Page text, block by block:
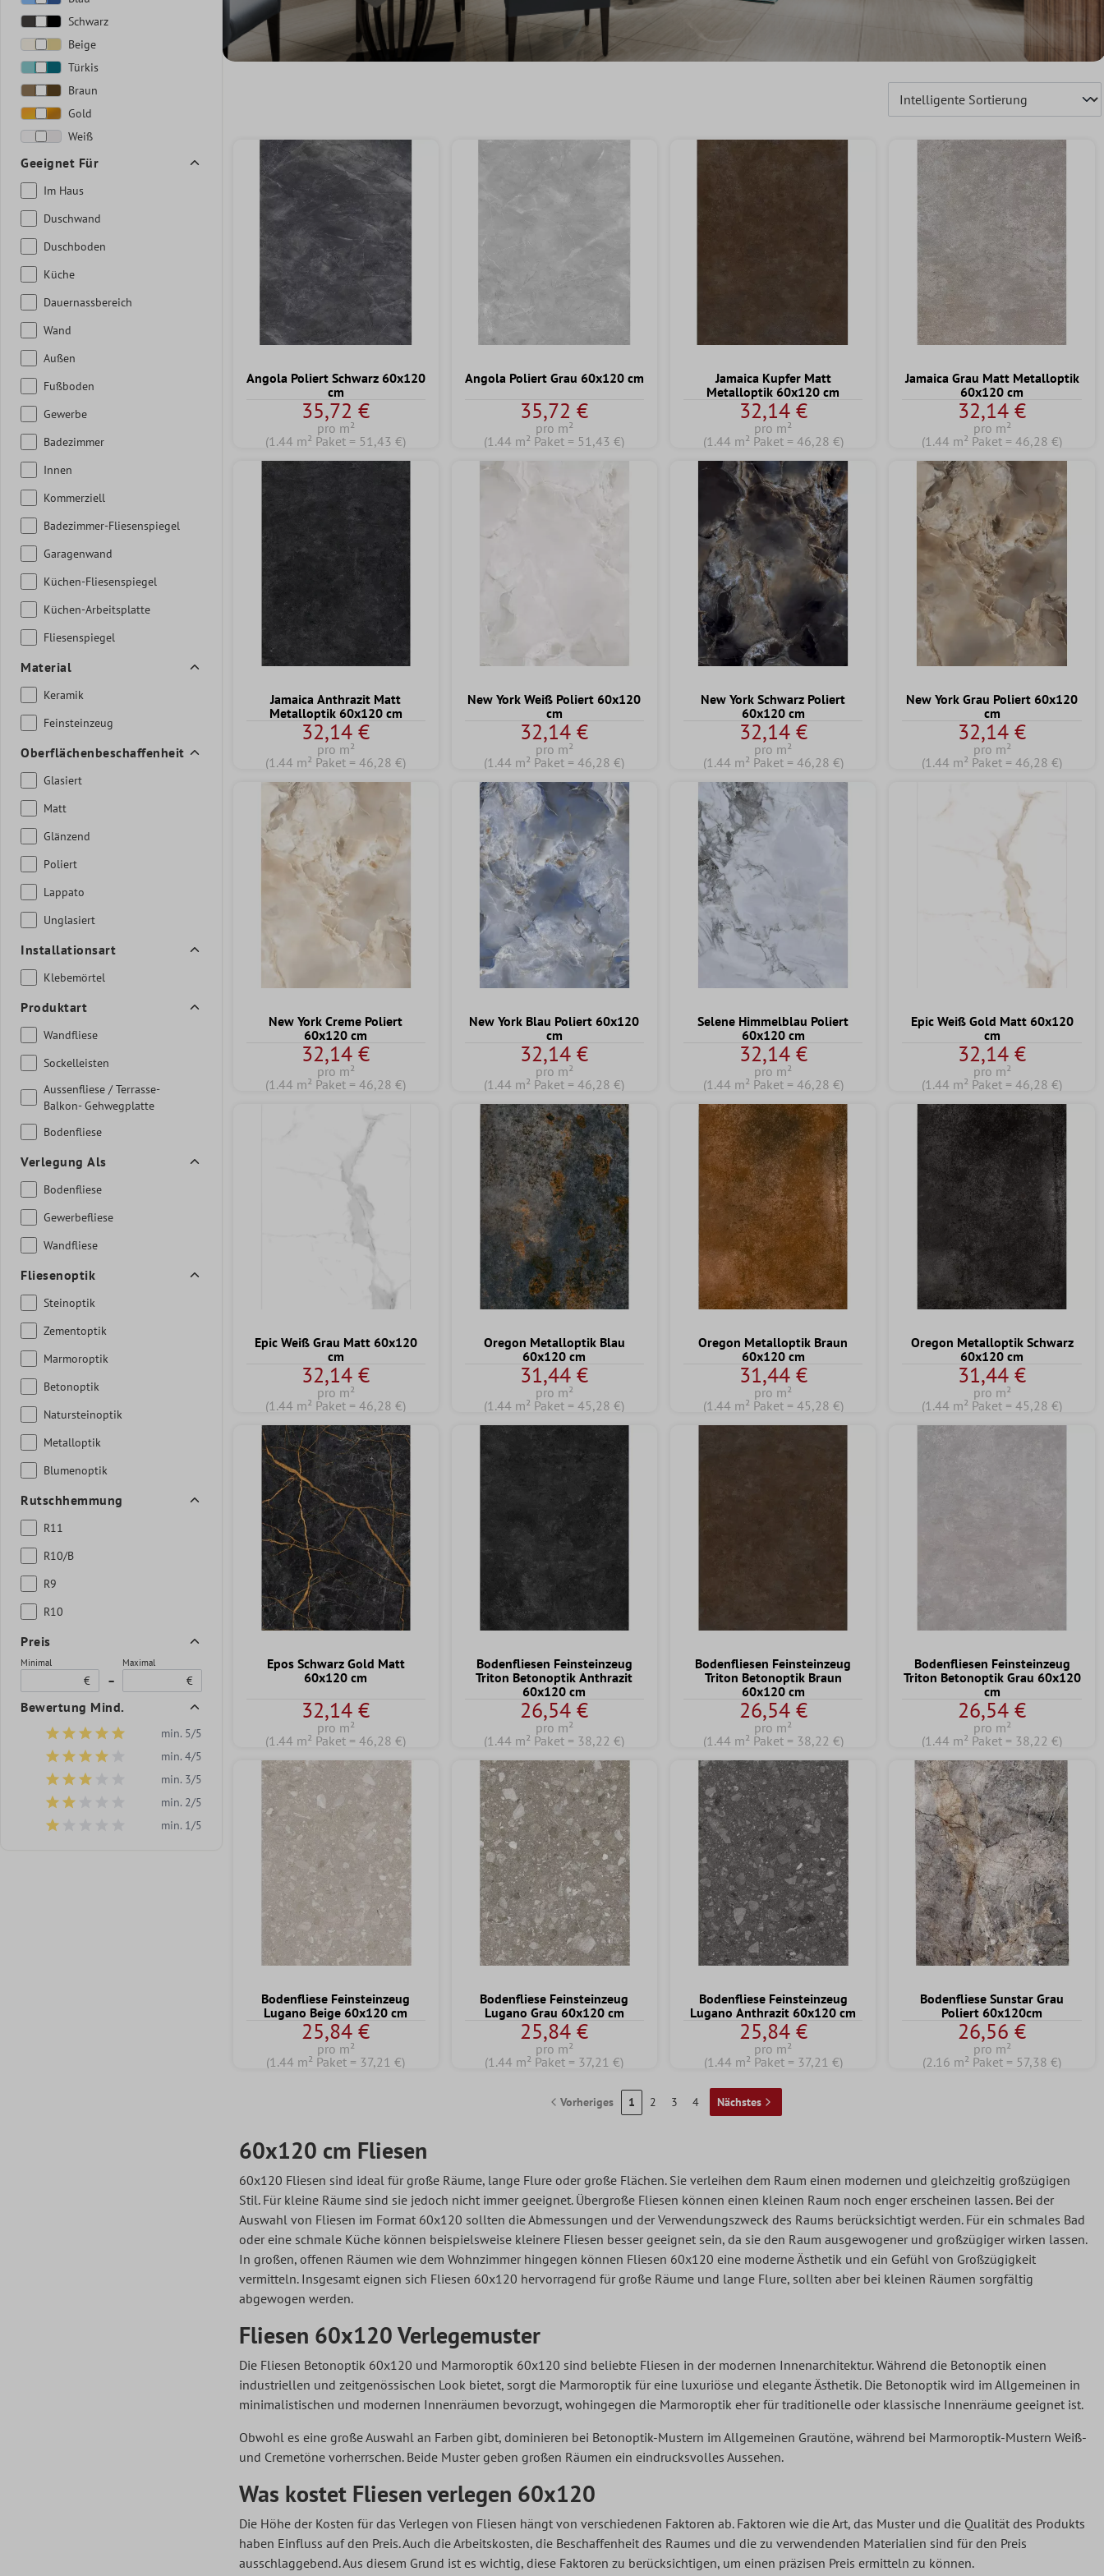
Schwarz
Beige
Türkis
Braun
Gold
Weiß
Geeignet Für
Im Haus
Duschwand
Duschboden
Küche
Dauernassbereich
Wand
Außen
Fußboden
Gewerbe
Badezimmer
Innen
Kommerziell
Badezimmer-Fliesenspiegel
Garagenwand
Küchen-Fliesenspiegel
Küchen-Arbeitsplatte
Fliesenspiegel
Material
Keramik
Feinsteinzeug
Oberflächenbeschaffenheit
Glasiert
Matt
Glänzend
Poliert
Lappato
Unglasiert
Installationsart
Klebemörtel
Produktart
Wandfliese
Sockelleisten
Aussenfliese / Terrasse-
Balkon- Gehwegplatte
Bodenfliese
Verlegung Als
Bodenfliese
Gewerbefliese
Wandfliese
Fliesenoptik
Steinoptik
Zementoptik
Marmoroptik
Betonoptik
Natursteinoptik
Metalloptik
Blumenoptik
Rutschhemmung
R11
R10/B
R9
R10
Preis
Minimal
€ –
Maximal
€
Bewertung Mind.
Filter hinzufügen: Minimum Bewertung von 5 von 5 Sternen
min. 5/5
Filter hinzufügen: Minimum Bewertung von 4 von 5 Sternen
min. 4/5
Filter hinzufügen: Minimum Bewertung von 3 von 5 Sternen
min. 3/5
Filter hinzufügen: Minimum Bewertung von 2 von 5 Sternen
min. 2/5
Filter hinzufügen: Minimum Bewertung von 1 von 5 Sternen
min. 1/5
Angola Poliert Schwarz 60x120
cm
35,72 €
pro m²
(1.44 m² Paket = 51,43 €)
Angola Poliert Grau 60x120 cm
35,72 €
pro m²
(1.44 m² Paket = 51,43 €)
Jamaica Kupfer Matt
Metalloptik 60x120 cm
32,14 €
pro m²
(1.44 m² Paket = 46,28 €)
Jamaica Grau Matt Metalloptik
60x120 cm
32,14 €
pro m²
(1.44 m² Paket = 46,28 €)
Jamaica Anthrazit Matt
Metalloptik 60x120 cm
32,14 €
pro m²
(1.44 m² Paket = 46,28 €)
New York Weiß Poliert 60x120
cm
32,14 €
pro m²
(1.44 m² Paket = 46,28 €)
New York Schwarz Poliert
60x120 cm
32,14 €
pro m²
(1.44 m² Paket = 46,28 €)
New York Grau Poliert 60x120
cm
32,14 €
pro m²
(1.44 m² Paket = 46,28 €)
New York Creme Poliert
60x120 cm
32,14 €
pro m²
(1.44 m² Paket = 46,28 €)
New York Blau Poliert 60x120
cm
32,14 €
pro m²
(1.44 m² Paket = 46,28 €)
Selene Himmelblau Poliert
60x120 cm
32,14 €
pro m²
(1.44 m² Paket = 46,28 €)
Epic Weiß Gold Matt 60x120
cm
32,14 €
pro m²
(1.44 m² Paket = 46,28 €)
Epic Weiß Grau Matt 60x120
cm
32,14 €
pro m²
(1.44 m² Paket = 46,28 €)
Oregon Metalloptik Blau
60x120 cm
31,44 €
pro m²
(1.44 m² Paket = 45,28 €)
Oregon Metalloptik Braun
60x120 cm
31,44 €
pro m²
(1.44 m² Paket = 45,28 €)
Oregon Metalloptik Schwarz
60x120 cm
31,44 €
pro m²
(1.44 m² Paket = 45,28 €)
Epos Schwarz Gold Matt
60x120 cm
32,14 €
pro m²
(1.44 m² Paket = 46,28 €)
Bodenfliesen Feinsteinzeug
Triton Betonoptik Anthrazit
60x120 cm
26,54 €
pro m²
(1.44 m² Paket = 38,22 €)
Bodenfliesen Feinsteinzeug
Triton Betonoptik Braun
60x120 cm
26,54 €
pro m²
(1.44 m² Paket = 38,22 €)
Bodenfliesen Feinsteinzeug
Triton Betonoptik Grau 60x120
cm
26,54 €
pro m²
(1.44 m² Paket = 38,22 €)
Bodenfliese Feinsteinzeug
Lugano Beige 60x120 cm
25,84 €
pro m²
(1.44 m² Paket = 37,21 €)
Bodenfliese Feinsteinzeug
Lugano Grau 60x120 cm
25,84 €
pro m²
(1.44 m² Paket = 37,21 €)
Bodenfliese Feinsteinzeug
Lugano Anthrazit 60x120 cm
25,84 €
pro m²
(1.44 m² Paket = 37,21 €)
Bodenfliese Sunstar Grau
Poliert 60x120cm
26,56 €
pro m²
(2.16 m² Paket = 57,38 €)
Vorheriges 1 2 3 4 Nächstes
60x120 cm Fliesen
60x120 Fliesen sind ideal für große Räume, lange Flure oder große Flächen. Sie verleihen dem Raum einen modernen und gleichzeitig großzügigen
Stil. Für kleine Räume sind sie jedoch nicht immer geeignet. Übergroße Fliesen können einen kleinen Raum noch enger erscheinen lassen. Bei der
Auswahl von Fliesen im Format 60x120 sollten die Abmessungen und der Verwendungszweck des Raums berücksichtigt werden. Für ein schmales Bad
oder eine schmale Küche können beispielsweise kleinere Fliesen besser geeignet sein, da sie den Raum ausgewogener und großzügiger wirken lassen.
In großen, offenen Räumen wie dem Wohnzimmer hingegen können Fliesen 60x120 eine moderne Ästhetik und ein Gefühl von Großzügigkeit
vermitteln. Insgesamt eignen sich Fliesen 60x120 hervorragend für große Räume und lange Flure, sollten aber bei kleinen Räumen sorgfältig
abgewogen werden.
Fliesen 60x120 Verlegemuster
Die Fliesen Betonoptik 60x120 und Marmoroptik 60x120 sind beliebte Fliesen in der modernen Innenarchitektur. Während die Betonoptik einen
industriellen und zeitgenössischen Look bietet, sorgt die Marmoroptik für eine luxuriöse und elegante Ästhetik. Die Betonoptik wird im Allgemeinen in
minimalistischen und modernen Innenräumen bevorzugt, wohingegen die Marmoroptik eher für traditionelle oder klassische Innenräume geeignet ist.
Obwohl es eine große Auswahl an Farben gibt, dominieren bei Betonoptik-Mustern im Allgemeinen Grautöne, während bei Marmoroptik-Mustern Weiß-
und Cremetöne vorherrschen. Beide Muster geben großen Räumen ein eindrucksvolles Aussehen.
Was kostet Fliesen verlegen 60x120
Die Höhe der Kosten für das Verlegen von Fliesen hängt von verschiedenen Faktoren ab. Faktoren wie die Art, das Muster und die Qualität des Produkts
haben Einfluss auf den Preis. Auch die Arbeitskosten, die Beschaffenheit des Raumes und die zu verwendenden Materialien sind für den Preis
ausschlaggebend. Aus diesem Grund ist es wichtig, diese Faktoren zu berücksichtigen, um einen präzisen Preis ermitteln zu können.